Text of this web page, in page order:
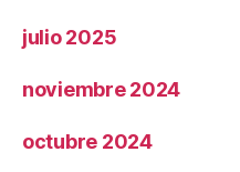
julio 2025
noviembre 2024
octubre 2024